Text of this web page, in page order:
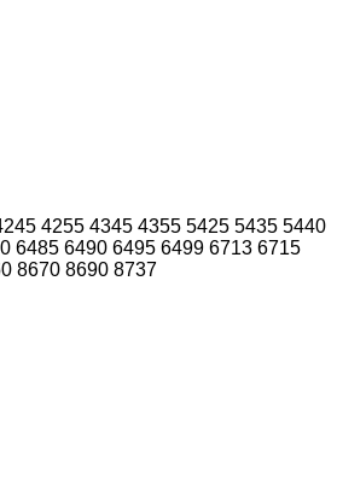
4255 4345 4355 5425 5435 5440
6485 6490 6495 6499 6713 6715
8670 8690 8737